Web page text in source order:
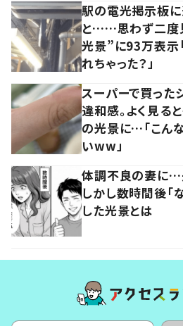
駅の電光掲示板
と……思わず二度
光景”に93万表示「
れちゃった？」
スーパーで買った
違和感。よく見る
の光景に…「こんな
いww」
体調不良の妻に…
しかし数時間後「
した光景とは